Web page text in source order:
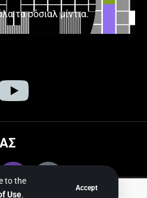
to the
Use.
Accept
τα σόσιαλ μίντια.